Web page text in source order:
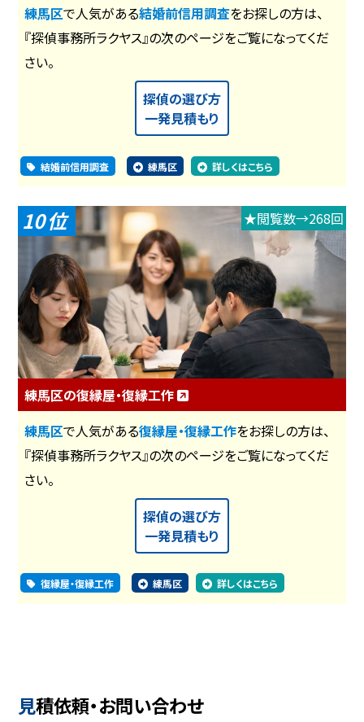
練馬区で人気がある結婚前信用調査をお探しの方は、
『探偵事務所ラクヤス』の次のページをご覧になってくだ
さい。
探偵の選び方
一発見積もり
結婚前信用調査 練馬区 詳しくはこちら
10 ★閲覧数→268回
練馬区の復縁屋・復縁工作
練馬区で人気がある復縁屋・復縁工作をお探しの方は、
『探偵事務所ラクヤス』の次のページをご覧になってくだ
さい。
探偵の選び方
一発見積もり
復縁屋・復縁工作 練馬区 詳しくはこちら
見積依頼・お問い合わせ